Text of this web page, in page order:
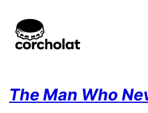
The Man Who